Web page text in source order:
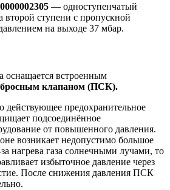
— одноступенчатый
второй ступени с пропускной
на выходе 37 мбар.
оснащается встроенным
клапаном (ПСК).
действующее предохранительное
подсоединённое
от повышенного давления.
возникает недопустимо большое
нагрева газа солнечными лучами, то
избыточное давление через
После снижения давления ПСК